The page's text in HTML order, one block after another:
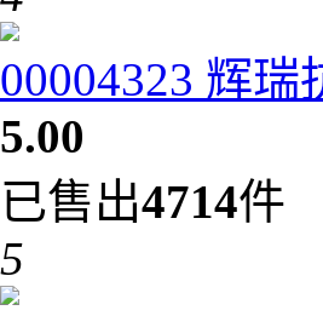
00004323 辉
5.00
已售出4714件
5